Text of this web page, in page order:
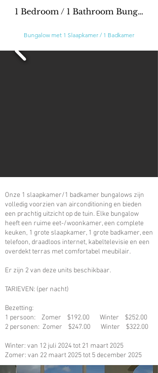
1 Bedroom / 1 Bathroom Bungalow
Bungalow met 1 Slaapkamer / 1 Badkamer
Onze 1 slaapkamer/1 badkamer bungalows zijn
volledig voorzien van airconditioning en bieden
een prachtig uitzicht op de tuin. Elke bungalow
heeft een ruime eet-/woonkamer, een complete
keuken, 1 grote slaapkamer, 1 grote badkamer, een
telefoon, draadloos internet, kabeltelevisie en een
overdekt terras met comfortabel meubilair.
Er zijn 2 van deze units beschikbaar.
TARIEVEN: (per nacht)
Bezetting:
1 persoon: Zomer $192.00 Winter $252.00
2 personen: Zomer $247.00 Winter $322.00
Winter: van 12 juli 2024 tot 21 maart 2025
Zomer: van 22 maart 2025 tot 5 december 2025